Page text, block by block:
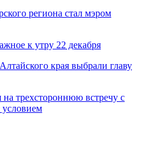
региона стал мэром
к утру 22 декабря
края выбрали главу
на трехстороннюю встречу с